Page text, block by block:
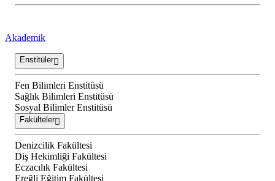
Akademik
Enstitüler
Fen Bilimleri Enstitüsü
Sağlık Bilimleri Enstitüsü
Sosyal Bilimler Enstitüsü
Fakülteler
Denizcilik Fakültesi
Diş Hekimliği Fakültesi
Eczacılık Fakültesi
Ereğli Eğitim Fakültesi